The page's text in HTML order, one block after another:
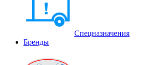
Спецназначения
Бренды